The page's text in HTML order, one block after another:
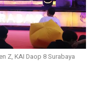
Z, KAI Daop 8 Surabaya